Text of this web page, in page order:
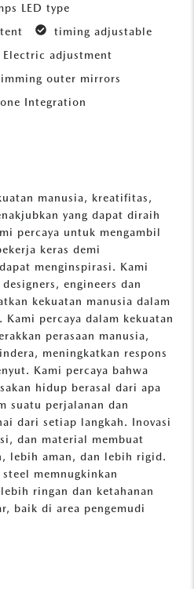
LED type
timing adjustable
Electric adjustment
outer mirrors
Integration
manusia, kreatifitas,
yang dapat diraih
percaya untuk mengambil
keras demi
menginspirasi. Kami
engineers dan
kekuatan manusia dalam
Kami percaya dalam kekuatan
perasaan manusia,
meningkatkan respons
Kami percaya bahwa
hidup berasal dari apa
suatu perjalanan dan
dari setiap langkah. Inovasi
dan material membuat
lebih aman, dan lebih rigid.
memnugkinkan
ringan dan ketahanan
baik di area pengemudi